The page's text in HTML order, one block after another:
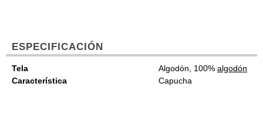
ESPECIFICACIÓN
Tela Algodón, 100% algodón
Característica
Capucha